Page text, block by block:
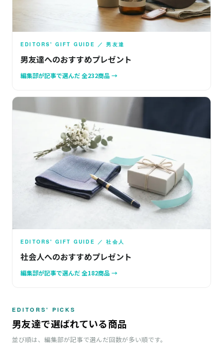
EDITORS' GIFT GUIDE ／ 男友達
男友達へのおすすめプレゼント
編集部が記事で選んだ 全232商品 →
EDITORS' GIFT GUIDE ／ 社会人
社会人へのおすすめプレゼント
編集部が記事で選んだ 全182商品 →
EDITORS' PICKS
男友達で選ばれている商品
並び順は、編集部が記事で選んだ回数が多い順です。